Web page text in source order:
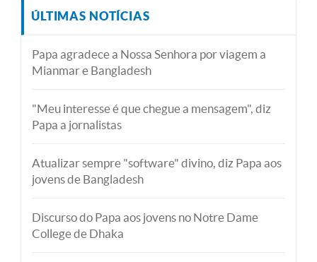
ÚLTIMAS NOTÍCIAS
Papa agradece a Nossa Senhora por viagem a
Mianmar e Bangladesh
"Meu interesse é que chegue a mensagem", diz
Papa a jornalistas
Atualizar sempre "software" divino, diz Papa aos
jovens de Bangladesh
Discurso do Papa aos jovens no Notre Dame
College de Dhaka